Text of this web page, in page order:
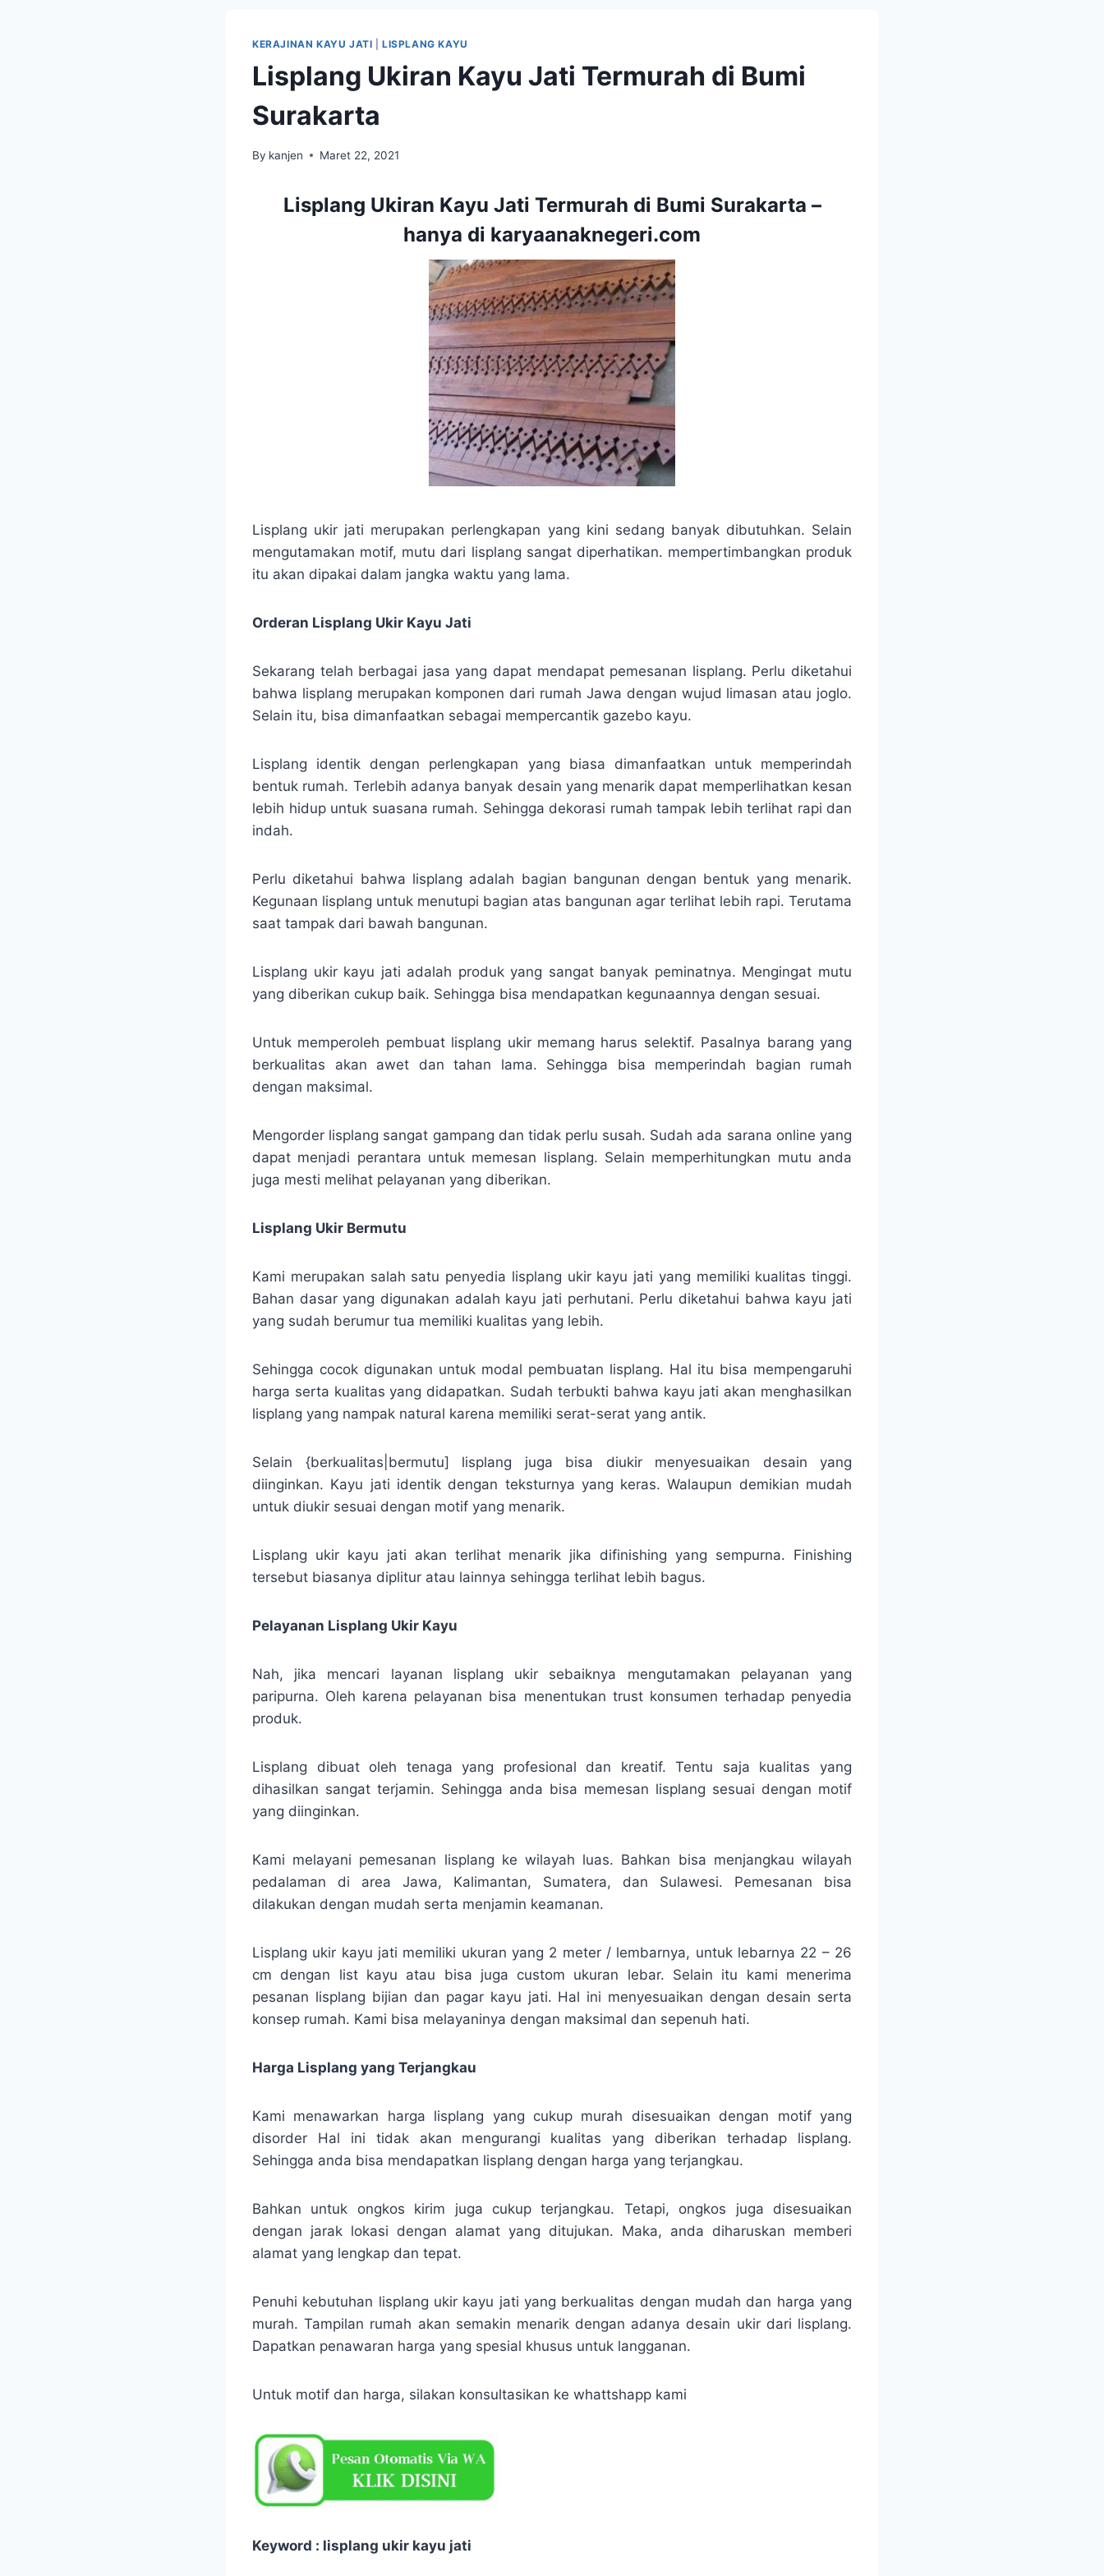
KERAJINAN KAYU JATI |LISPLANG KAYU
Lisplang Ukiran Kayu Jati Termurah di Bumi
Surakarta
By kanjen Maret 22, 2021
Lisplang Ukiran Kayu Jati Termurah di Bumi Surakarta –
hanya di karyaanaknegeri.com
Lisplang ukir jati merupakan perlengkapan yang kini sedang banyak dibutuhkan. Selain
mengutamakan motif, mutu dari lisplang sangat diperhatikan. mempertimbangkan produk
itu akan dipakai dalam jangka waktu yang lama.
Orderan Lisplang Ukir Kayu Jati
Sekarang telah berbagai jasa yang dapat mendapat pemesanan lisplang. Perlu diketahui
bahwa lisplang merupakan komponen dari rumah Jawa dengan wujud limasan atau joglo.
Selain itu, bisa dimanfaatkan sebagai mempercantik gazebo kayu.
Lisplang identik dengan perlengkapan yang biasa dimanfaatkan untuk memperindah
bentuk rumah. Terlebih adanya banyak desain yang menarik dapat memperlihatkan kesan
lebih hidup untuk suasana rumah. Sehingga dekorasi rumah tampak lebih terlihat rapi dan
indah.
Perlu diketahui bahwa lisplang adalah bagian bangunan dengan bentuk yang menarik.
Kegunaan lisplang untuk menutupi bagian atas bangunan agar terlihat lebih rapi. Terutama
saat tampak dari bawah bangunan.
Lisplang ukir kayu jati adalah produk yang sangat banyak peminatnya. Mengingat mutu
yang diberikan cukup baik. Sehingga bisa mendapatkan kegunaannya dengan sesuai.
Untuk memperoleh pembuat lisplang ukir memang harus selektif. Pasalnya barang yang
berkualitas akan awet dan tahan lama. Sehingga bisa memperindah bagian rumah
dengan maksimal.
Mengorder lisplang sangat gampang dan tidak perlu susah. Sudah ada sarana online yang
dapat menjadi perantara untuk memesan lisplang. Selain memperhitungkan mutu anda
juga mesti melihat pelayanan yang diberikan.
Lisplang Ukir Bermutu
Kami merupakan salah satu penyedia lisplang ukir kayu jati yang memiliki kualitas tinggi.
Bahan dasar yang digunakan adalah kayu jati perhutani. Perlu diketahui bahwa kayu jati
yang sudah berumur tua memiliki kualitas yang lebih.
Sehingga cocok digunakan untuk modal pembuatan lisplang. Hal itu bisa mempengaruhi
harga serta kualitas yang didapatkan. Sudah terbukti bahwa kayu jati akan menghasilkan
lisplang yang nampak natural karena memiliki serat-serat yang antik.
Selain {berkualitas|bermutu] lisplang juga bisa diukir menyesuaikan desain yang
diinginkan. Kayu jati identik dengan teksturnya yang keras. Walaupun demikian mudah
untuk diukir sesuai dengan motif yang menarik.
Lisplang ukir kayu jati akan terlihat menarik jika difinishing yang sempurna. Finishing
tersebut biasanya diplitur atau lainnya sehingga terlihat lebih bagus.
Pelayanan Lisplang Ukir Kayu
Nah, jika mencari layanan lisplang ukir sebaiknya mengutamakan pelayanan yang
paripurna. Oleh karena pelayanan bisa menentukan trust konsumen terhadap penyedia
produk.
Lisplang dibuat oleh tenaga yang profesional dan kreatif. Tentu saja kualitas yang
dihasilkan sangat terjamin. Sehingga anda bisa memesan lisplang sesuai dengan motif
yang diinginkan.
Kami melayani pemesanan lisplang ke wilayah luas. Bahkan bisa menjangkau wilayah
pedalaman di area Jawa, Kalimantan, Sumatera, dan Sulawesi. Pemesanan bisa
dilakukan dengan mudah serta menjamin keamanan.
Lisplang ukir kayu jati memiliki ukuran yang 2 meter / lembarnya, untuk lebarnya 22 – 26
cm dengan list kayu atau bisa juga custom ukuran lebar. Selain itu kami menerima
pesanan lisplang bijian dan pagar kayu jati. Hal ini menyesuaikan dengan desain serta
konsep rumah. Kami bisa melayaninya dengan maksimal dan sepenuh hati.
Harga Lisplang yang Terjangkau
Kami menawarkan harga lisplang yang cukup murah disesuaikan dengan motif yang
disorder Hal ini tidak akan mengurangi kualitas yang diberikan terhadap lisplang.
Sehingga anda bisa mendapatkan lisplang dengan harga yang terjangkau.
Bahkan untuk ongkos kirim juga cukup terjangkau. Tetapi, ongkos juga disesuaikan
dengan jarak lokasi dengan alamat yang ditujukan. Maka, anda diharuskan memberi
alamat yang lengkap dan tepat.
Penuhi kebutuhan lisplang ukir kayu jati yang berkualitas dengan mudah dan harga yang
murah. Tampilan rumah akan semakin menarik dengan adanya desain ukir dari lisplang.
Dapatkan penawaran harga yang spesial khusus untuk langganan.
Untuk motif dan harga, silakan konsultasikan ke whattshapp kami
Keyword : lisplang ukir kayu jati